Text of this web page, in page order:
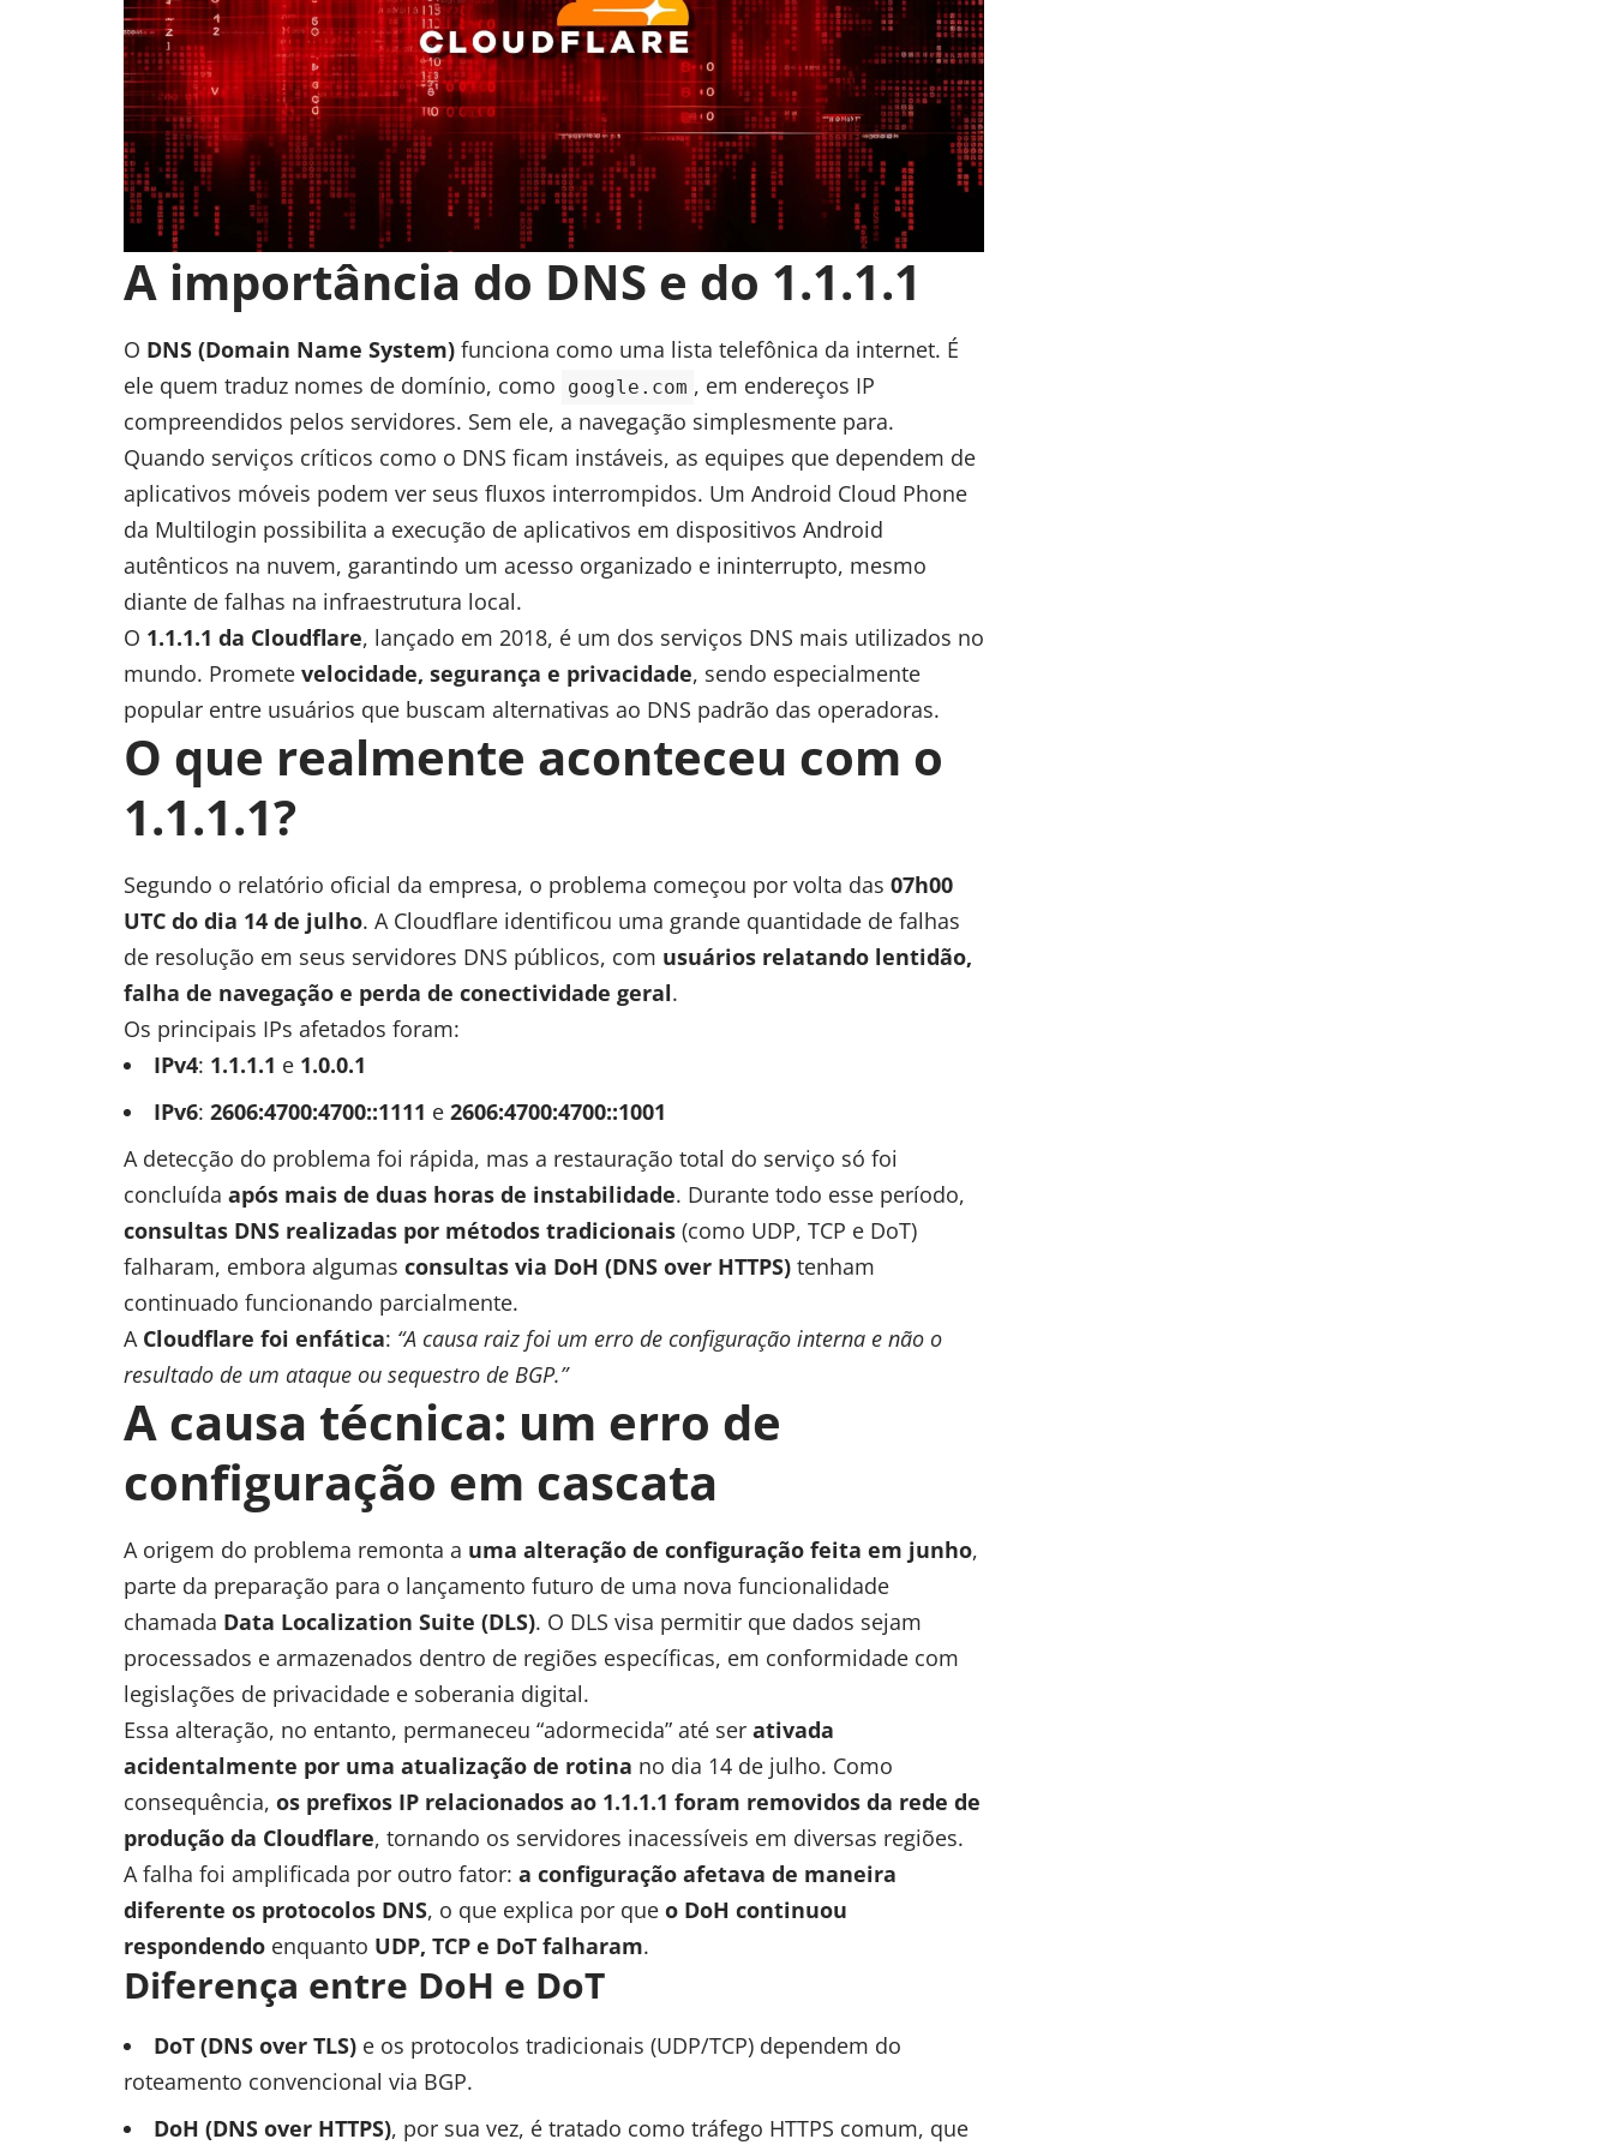
A importância do DNS e do 1.1.1.1
O DNS (Domain Name System) funciona como uma lista telefônica da internet. É
ele quem traduz nomes de domínio, como
google.com , em endereços IP
compreendidos pelos servidores. Sem ele, a navegação simplesmente para.
Quando serviços críticos como o DNS ficam instáveis, as equipes que dependem de
aplicativos móveis podem ver seus fluxos interrompidos. Um Android Cloud Phone
da Multilogin possibilita a execução de aplicativos em dispositivos Android
autênticos na nuvem, garantindo um acesso organizado e ininterrupto, mesmo
diante de falhas na infraestrutura local.
O 1.1.1.1 da Cloudflare, lançado em 2018, é um dos serviços DNS mais utilizados no
mundo. Promete velocidade, segurança e privacidade, sendo especialmente
popular entre usuários que buscam alternativas ao DNS padrão das operadoras.
O que realmente aconteceu com o
1.1.1.1?
Segundo o relatório oficial da empresa, o problema começou por volta das 07h00
UTC do dia 14 de julho. A Cloudflare identificou uma grande quantidade de falhas
de resolução em seus servidores DNS públicos, com usuários relatando lentidão,
falha de navegação e perda de conectividade geral.
Os principais IPs afetados foram:
IPv4: 1.1.1.1 e 1.0.0.1
IPv6: 2606:4700:4700::1111 e 2606:4700:4700::1001
A detecção do problema foi rápida, mas a restauração total do serviço só foi
concluída após mais de duas horas de instabilidade. Durante todo esse período,
consultas DNS realizadas por métodos tradicionais (como UDP, TCP e DoT)
falharam, embora algumas consultas via DoH (DNS over HTTPS) tenham
continuado funcionando parcialmente.
A Cloudflare foi enfática: “A causa raiz foi um erro de configuração interna e não o
resultado de um ataque ou sequestro de BGP.”
A causa técnica: um erro de
configuração em cascata
A origem do problema remonta a uma alteração de configuração feita em junho,
parte da preparação para o lançamento futuro de uma nova funcionalidade
chamada Data Localization Suite (DLS). O DLS visa permitir que dados sejam
processados e armazenados dentro de regiões específicas, em conformidade com
legislações de privacidade e soberania digital.
Essa alteração, no entanto, permaneceu “adormecida” até ser ativada
acidentalmente por uma atualização de rotina no dia 14 de julho. Como
consequência, os prefixos IP relacionados ao 1.1.1.1 foram removidos da rede de
produção da Cloudflare, tornando os servidores inacessíveis em diversas regiões.
A falha foi amplificada por outro fator: a configuração afetava de maneira
diferente os protocolos DNS, o que explica por que o DoH continuou
respondendo enquanto UDP, TCP e DoT falharam.
Diferença entre DoH e DoT
DoT (DNS over TLS) e os protocolos tradicionais (UDP/TCP) dependem do
roteamento convencional via BGP.
DoH (DNS over HTTPS), por sua vez, é tratado como tráfego HTTPS comum, que